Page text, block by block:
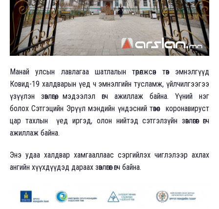
Манай улсын лавлагаа шатлалын төрөлжсөн төв эмнэлгүүд
Ковид-19 халдварын үед ч эмнэлгийн тусламж, үйлчилгээгээ
үзүүлэн зөвлөгөө, мэдээлэл өгч ажиллаж байна. Үүний нэг
болох Сэтгэцийн Эрүүл мэндийн үндэсний төвөөс коронавируст
цар тахлын үед иргэд, олон нийтэд сэтгэлзүйн зөвлөгөөг өгч
ажиллаж байна.
Энэ удаа халдвар хамгааллаас сэргийлэх чиглэлээр ахлах
ангийн хүүхдүүдэд дараах зөвлөгөөг өгч байна.